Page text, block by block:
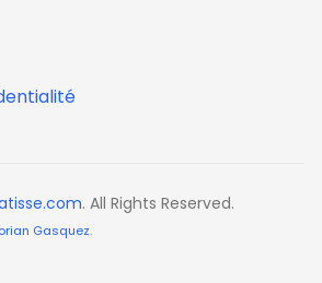
. All Rights Reserved.
Gasquez.